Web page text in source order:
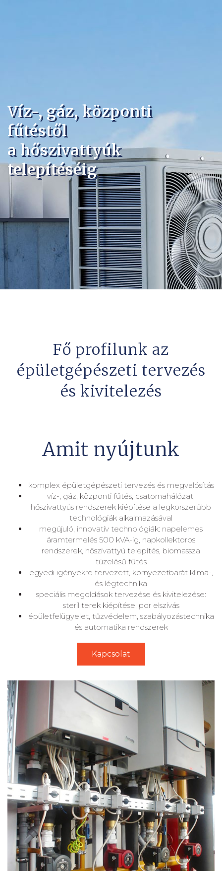
Víz-, gáz, központi
fűtéstől
a hőszivattyúk
telepítéséig
Fő profilunk az
épületgépészeti tervezés
és kivitelezés
Amit nyújtunk
komplex épületgépészeti tervezés és megvalósítás
víz-, gáz, központi fűtés, csatornahálózat,
hőszivattyús rendszerek kiépítése a legkorszerűbb
technológiák alkalmazásával
megújuló, innovatív technológiák: napelemes
áramtermelés 500 kVA-ig, napkollektoros
rendszerek, hőszivattyú telepítés, biomassza
tüzelésű fűtés
egyedi igényekre tervezett, környezetbarát klíma-,
és légtechnika
speciális megoldások tervezése és kivitelezése:
steril terek kiépítése, por elszívás
épületfelügyelet, tűzvédelem, szabályozástechnika
és automatika rendszerek
Kapcsolat